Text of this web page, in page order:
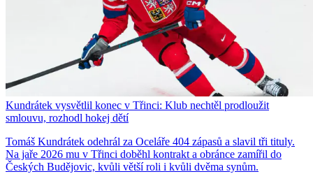
Kundrátek vysvětlil konec v Třinci: Klub nechtěl prodloužit
smlouvu, rozhodl hokej dětí
Tomáš Kundrátek odehrál za Oceláře 404 zápasů a slavil tři tituly.
Na jaře 2026 mu v Třinci doběhl kontrakt a obránce zamířil do
Českých Budějovic, kvůli větší roli i kvůli dvěma synům.